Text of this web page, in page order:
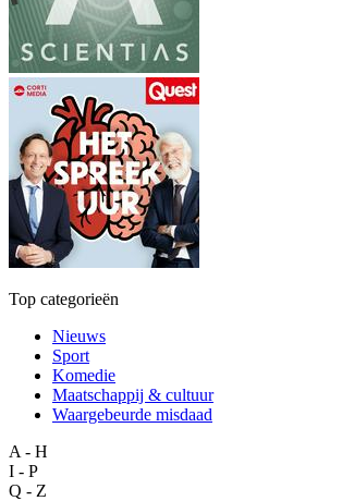
Top categorieën
Nieuws
Sport
Komedie
Maatschappij & cultuur
Waargebeurde misdaad
A - H
I - P
Q - Z